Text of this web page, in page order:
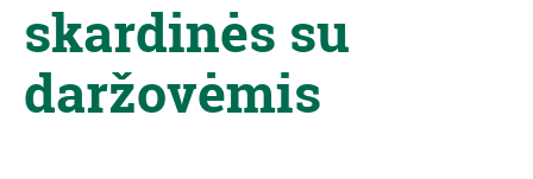
skardinės su
daržovėmis